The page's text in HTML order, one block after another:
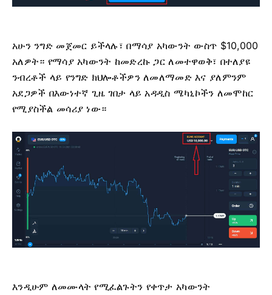
አሁን ንግድ መጀመር ይችላሉ፣ በማሳያ አካውንት ውስጥ $10,000
አለዎት። የማሳያ አካውንት ከመድረኩ ጋር ለመተዋወቅ፣ በተለያዩ
ንብረቶች ላይ የንግድ ክህሎቶችዎን ለመለማመድ እና ያለምንም
አደጋዎች በእውነተኛ ጊዜ ገበታ ላይ አዳዲስ ሜካኒኮችን ለመሞከር
የሚያስችል መሳሪያ ነው።
እንዲሁም ለመሙላት የሚፈልጉትን የቀጥታ አካውንት